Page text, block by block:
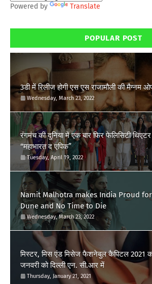
Powered by Translate
POPULAR POST
3डी में रिलीज होगी एस एस राजामौली की मैग्नम
Wednesday, March 23, 2022
रंगमंच की दुनिया में एक बार फिर फेलिसिटी
“महाभारत द एपिक”
Tuesday, April 19, 2022
Namit Malhotra makes India Proud
Dune and No Time to Die
Wednesday, March 23, 2022
मिस्टर, मिस एंड मिसेज फैशनेबुल कैपिटल 2021
जनवरी को दिल्ली एन. सी.आर में
Thursday, January 21, 2021